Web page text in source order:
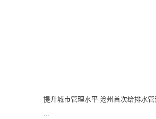
提升城市管理水平 沧州首次给排水管